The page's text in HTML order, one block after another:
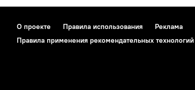
О проекте Правила использования Реклама
Правила применения рекомендательных технологий